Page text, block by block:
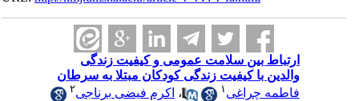
سلامت عمومی و کیفیت زندگی
کیفیت زندگی کودکان مبتلا به سرطان
،اکرم فیضی برناجی ۲